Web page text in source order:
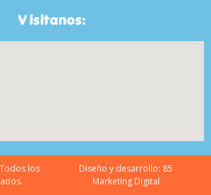
Visitanos:
los
Diseño y desarrollo: 85
Marketing Digital